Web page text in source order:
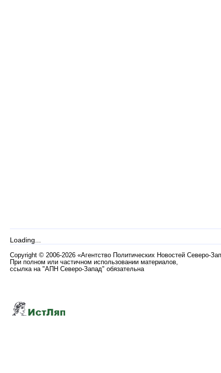
Loading...
Copyright © 2006-2026 «Агентство Политических Новостей Северо-
При полном или частичном использовании материалов,
ссылка на "АПН Северо-Запад" обязательна